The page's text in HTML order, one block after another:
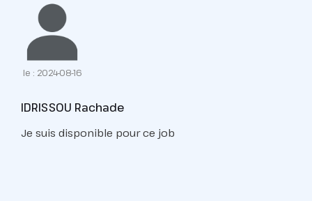
le : 2024-08-16
IDRISSOU Rachade
Je suis disponible pour ce job